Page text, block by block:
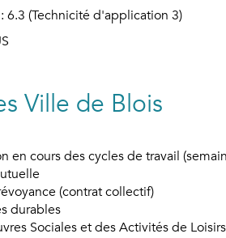
: 6.3 (Technicité d'application 3)
Ville de Blois
en cours des cycles de travail
(contrat collectif)
durables
Sociales et des Activités de Loisirs